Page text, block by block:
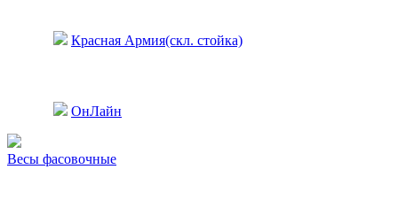
Красная Армия(скл. стойка)
ОнЛайн
Весы фасовочные